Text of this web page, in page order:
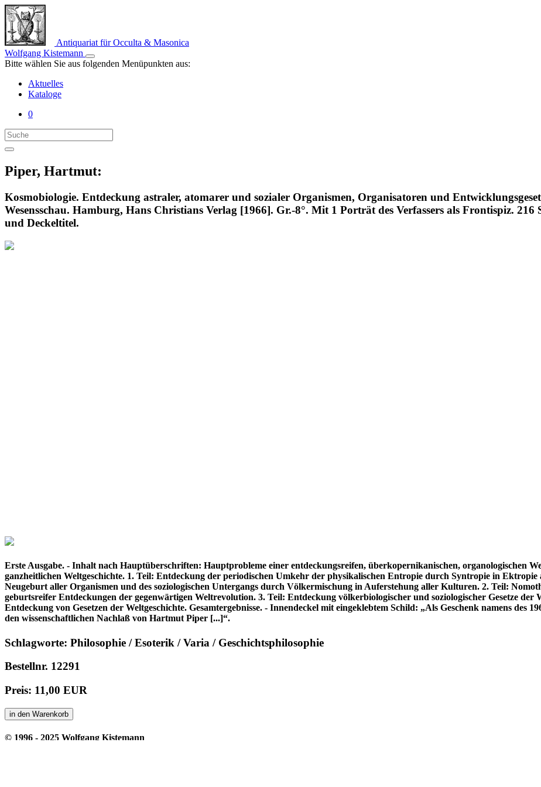
Antiquariat für Occulta & Masonica
Wolfgang Kistemann
Bitte wählen Sie aus folgenden Menüpunkten aus:
Aktuelles
Kataloge
0
Piper, Hartmut:
Kosmobiologie. Entdeckung astraler, atomarer und sozialer Organismen, Organisatoren und
Wesensschau. Hamburg, Hans Christians Verlag [1966]. Gr.-8°. Mit 1 Porträt des Verfassers als Frontispiz.
und Deckeltitel.
Erste Ausgabe. - Inhalt nach Hauptüberschriften: Hauptprobleme einer entdeckungsreifen, überkopernikanischen, organologischen
ganzheitlichen Weltgeschichte. 1. Teil: Entdeckung der periodischen Umkehr der physikalischen Entropie durch Syntropie in Ektropie
Neugeburt aller Organismen und des soziologischen Untergangs durch Völkermischung in Auferstehung aller Kulturen. 2. Teil:
geburtsreifer Entdeckungen der gegenwärtigen Weltrevolution. 3. Teil: Entdeckung völkerbiologischer und soziologischer Gesetze
Entdeckung von Gesetzen der Weltgeschichte. Gesamtergebnisse. - Innendeckel mit eingeklebtem Schild: „Als Geschenk namens
den wissenschaftlichen Nachlaß von Hartmut Piper [...]“.
Schlagworte: Philosophie / Esoterik / Varia / Geschichtsphilosophie
Bestellnr. 12291
Preis: 11,00 EUR
in den Warenkorb
© 1996 - 2025 Wolfgang Kistemann